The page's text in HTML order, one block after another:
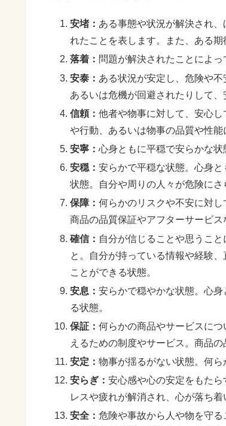
安堵： ある事態や状況が解決され
れたことを表します。また、ある
落着： 問題が解決されたことによ
安泰： ある状況が安定し、危険や
あるいは危機が回避されたりして、
信頼：他者や物事に対して、安心
や行動、あるいは物事の品質や性
安寧：心身ともに平穏で安らかな状
安穏：安らかで平穏な状態。心身
状態。自分や周りの人々が危険に
保障：何らかのリスクや不安に対
商品の品質保証やアフターサービス
確信： 自分が信じることや思うこ
と。自分が持っている情報や経験
ことができる状態。
安息：安らかで穏やかな状態。心
る状態。
保証：何らかの商品やサービスに
えるための制度やサービス。商品
安定：物事が揺るがない状態。何
安らぎ：安心感や心の安定をもた
レスや疲れが解消され、心が落ち着
安全：危険や事故から人や物を守